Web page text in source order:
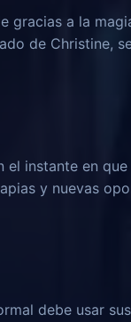
gracias a la
de Christine,
el instante en
y nuevas
debe usar